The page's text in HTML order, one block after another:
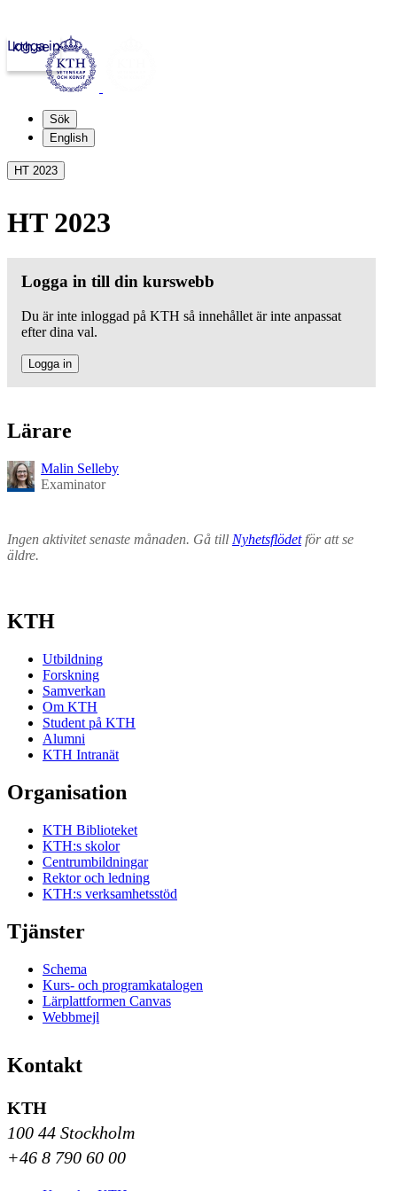
kth.se
Logga in
Sök
English
HT 2023
HT 2023
Logga in till din kurswebb
Du är inte inloggad på KTH så innehållet är inte anpassat
efter dina val.
Logga in
Lärare
Malin Selleby
Examinator
Ingen aktivitet senaste månaden. Gå till Nyhetsflödetför att se
äldre.
KTH
Utbildning
Forskning
Samverkan
Om KTH
Student på KTH
Alumni
KTH Intranät
Organisation
KTH Biblioteket
KTH:s skolor
Centrumbildningar
Rektor och ledning
KTH:s verksamhetsstöd
Tjänster
Schema
Kurs- och programkatalogen
Lärplattformen Canvas
Webbmejl
Kontakt
KTH
100 44 Stockholm
+46 8 790 60 00